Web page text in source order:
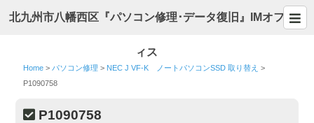
北九州市八幡西区『パソコン修理･データ復旧』IMオフ
ィス
Home > パソコン修理 > NEC J VF-K ノートパソコンSSD 取り替え >
P1090758
P1090758